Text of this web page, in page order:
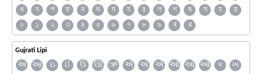
ধ
ন প ফ ব ভ ম য র ল শ ষ স হ
য়
০
১ ২ ৩ ৪ ৫ ৬ ৭ ৮ ৯ ৰ ৱ
Gujrati Lipi
અ આ ઇ ઈ ઉ ઊ ઋ ઍ એ ઐ ઑ ઓ ઔ ક
ખ